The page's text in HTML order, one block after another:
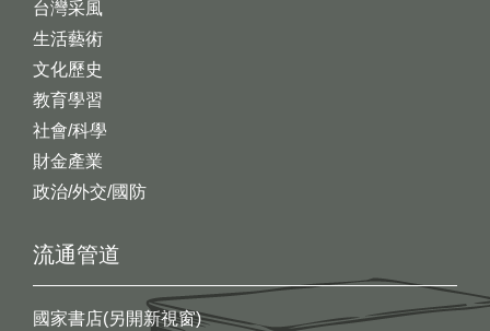
台灣采風
生活藝術
文化歷史
教育學習
社會/科學
財金產業
政治/外交/國防
流通管道
國家書店(另開新視窗)